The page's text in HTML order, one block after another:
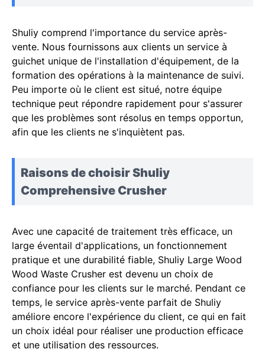
Shuliy comprend l'importance du service après-
vente. Nous fournissons aux clients un service à
guichet unique de l'installation d'équipement, de la
formation des opérations à la maintenance de suivi.
Peu importe où le client est situé, notre équipe
technique peut répondre rapidement pour s'assurer
que les problèmes sont résolus en temps opportun,
afin que les clients ne s'inquiètent pas.
Raisons de choisir Shuliy
Comprehensive Crusher
Avec une capacité de traitement très efficace, un
large éventail d'applications, un fonctionnement
pratique et une durabilité fiable, Shuliy Large Wood
Wood Waste Crusher est devenu un choix de
confiance pour les clients sur le marché. Pendant ce
temps, le service après-vente parfait de Shuliy
améliore encore l'expérience du client, ce qui en fait
un choix idéal pour réaliser une production efficace
et une utilisation des ressources.